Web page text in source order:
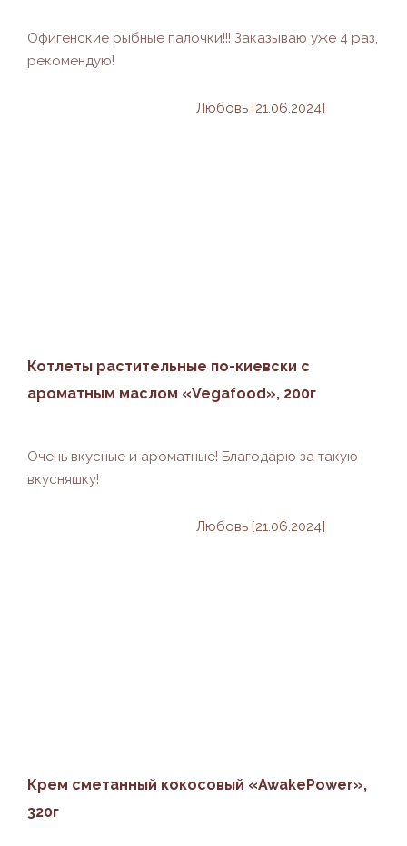
Офигенские рыбные палочки!!! Заказываю уже 4 раз,
рекомендую!
Любовь [21.06.2024]
Котлеты растительные по-киевски с
ароматным маслом «Vegafood», 200г
Очень вкусные и ароматные! Благодарю за такую
вкусняшку!
Любовь [21.06.2024]
Крем сметанный кокосовый «AwakePower»,
320г